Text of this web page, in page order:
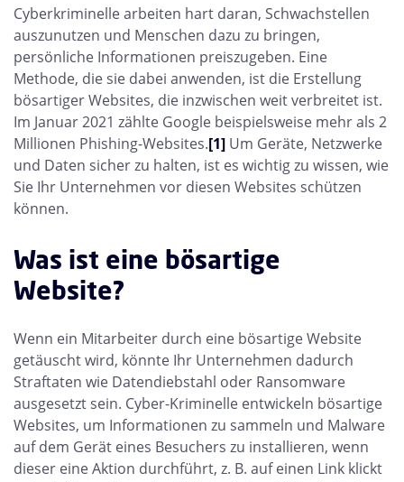
Cyberkriminelle arbeiten hart daran, Schwachstellen
auszunutzen und Menschen dazu zu bringen,
persönliche Informationen preiszugeben. Eine
Methode, die sie dabei anwenden, ist die Erstellung
bösartiger Websites, die inzwischen weit verbreitet ist.
Im Januar 2021 zählte Google beispielsweise mehr als 2
Millionen Phishing-Websites.[1] Um Geräte, Netzwerke
und Daten sicher zu halten, ist es wichtig zu wissen, wie
Sie Ihr Unternehmen vor diesen Websites schützen
können.
Was ist eine bösartige
Website?
Wenn ein Mitarbeiter durch eine bösartige Website
getäuscht wird, könnte Ihr Unternehmen dadurch
Straftaten wie Datendiebstahl oder Ransomware
ausgesetzt sein. Cyber-Kriminelle entwickeln bösartige
Websites, um Informationen zu sammeln und Malware
auf dem Gerät eines Besuchers zu installieren, wenn
dieser eine Aktion durchführt, z. B. auf einen Link klickt